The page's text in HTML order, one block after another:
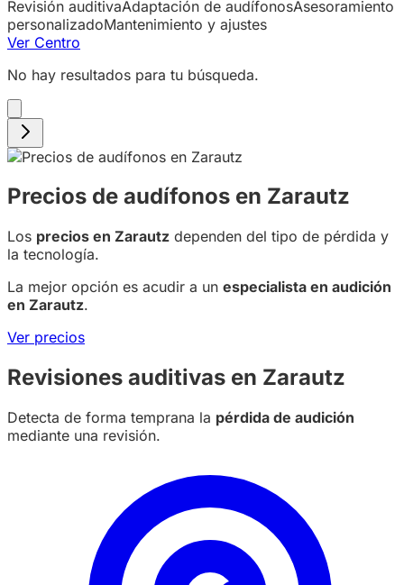
Revisión auditivaAdaptación de audífonosAsesoramiento
personalizadoMantenimiento y ajustes
Ver Centro
No hay resultados para tu búsqueda.
Precios de audífonos en Zarautz
Los precios en Zarautz dependen del tipo de pérdida y
la tecnología.
La mejor opción es acudir a un especialista en audición
en Zarautz.
Ver precios
Revisiones auditivas en Zarautz
Detecta de forma temprana la pérdida de audición
mediante una revisión.